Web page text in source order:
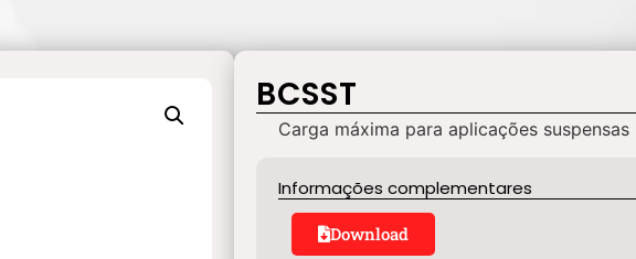
BCSST
Carga máxima para aplicações suspensas
Informações complementares
Download